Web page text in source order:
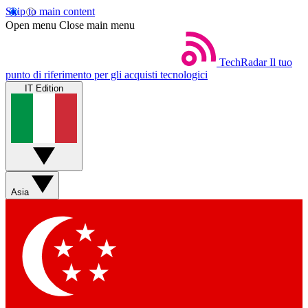
Skip to main content
Open menu Close main menu
TechRadar Il tuo
punto di riferimento per gli acquisti tecnologici
IT Edition
Asia